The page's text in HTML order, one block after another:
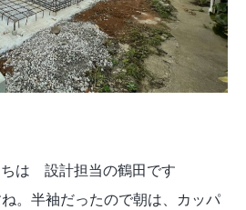
は 設計担当の鶴田です
。半袖だったので朝は、カッパ